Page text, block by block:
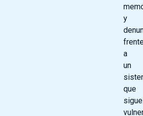
y
a
un
que
sigue